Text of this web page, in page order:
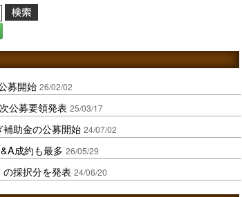
募開始 26/02/02
公募要領発表 25/03/17
助金の公募開始 24/07/02
成約も最多 26/05/29
の採択分を発表 24/06/20